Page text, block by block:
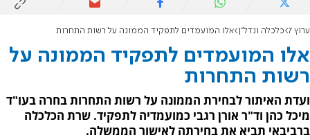
ערוץ 7 כלכלה ונדל"ן אלו המועמדים לתפקיד הממונה על רשות התחרות
אלו המועמדים לתפקיד הממונה על
רשות התחרות
ועדת האיתור לבחירת הממונה על רשות התחרות בחרה בעו"ד
מיכל כהן וד"ר אורן רגבי כמועמדיה לתפקיד. שרת הכלכלה
ברביבאי תביא את בחירתה לאישור הממשלה.